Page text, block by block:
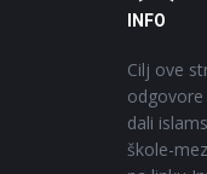
INFO
Cilj ove
dali
škole-